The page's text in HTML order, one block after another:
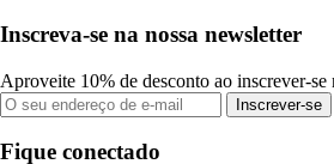
Inscreva-se na nossa newsletter
Aproveite 10% de desconto ao inscrever-se
Inscrever-se
Fique conectado